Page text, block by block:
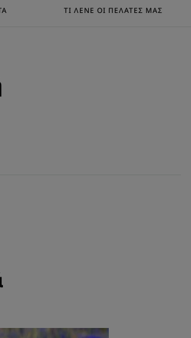
απαλό: Το 93% συμφωνεί - δοκιμή καταναλωτών σε 56
ΤΙ ΛΈΝΕ ΟΙ ΠΕΛΆΤΕΣ ΜΑΣ